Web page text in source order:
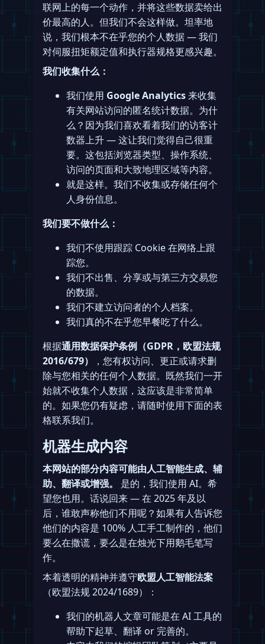
联网上的每一个动作，并将这些数据卖给出
价最高的人。但我们不会这样做。坦率地
说，我们根本不在乎您的个人数据 — 我们
对伺服扭矩额定值和执行器规格更感兴趣。
我们收集什么：
我们使用 Google Analytics来收集
有关网站访问的匿名统计数据。为什
么？因为我们喜欢看着我们的访客计
数器上升 — 这让我们觉得自己很重
要。这包括浏览器类型、操作系统、
访问的页面和大致地理区域等内容。
就是这样。我们不收集或存储任何个
人身份信息。
我们要不做什么：
我们不使用跟踪 Cookie 在网络上跟
踪您。
我们不出售、分享或与第三方交易您
的数据。
我们不建立访问者的个人档案。
我们真的不在乎您早餐吃了什么。
根据通用数据保护条例（GDPR，欧盟法规
2016/679）
，您有权访问、更正或请求删
除与您相关的任何个人数据。既然我们一开
始就不收集个人数据，这应该是非常简单
的。如果您仍有疑虑，请随时使用下面的表
格联系我们。
机器生成内容
本网站的部分内容可能由人工智能生成、辅
助、翻译或增强。
是的，我们使用 AI。希
望您也用。话说回来 — 在 2025 年及以
后，谁敢声称他们不用呢？如果有人告诉您
他们的内容是 100% 人工手工制作的，他们
要么在撒谎，要么是在烛光下用鹅毛笔写
作。
本着透明的精神并遵守欧盟人工智能法案
（欧盟法规 2024/1689）：
我们的机器人文章可能是在 AI 工具的
帮助下起草、翻译 or 完善的。